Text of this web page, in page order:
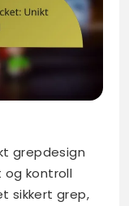
grepdesign
kontroll
sikkert grep,